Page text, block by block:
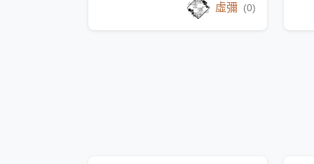
虛彌 (0)